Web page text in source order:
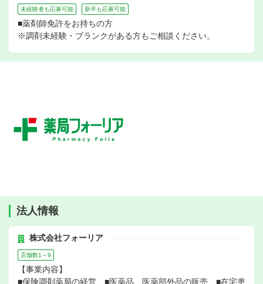
未経験者も応募可能 新卒も応募可能
■薬剤師免許をお持ちの方
※調剤未経験・ブランクがある方もご相談ください。
法人情報
株式会社フォーリア
店舗数1～9
【事業内容】
■保険調剤薬局の経営 ■医薬品、医薬部外品の販売 ■在宅患